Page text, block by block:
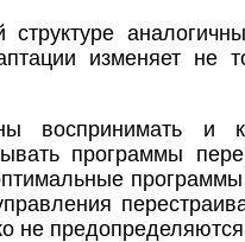
структуре
изменяет не
воспринимать и
программы
не